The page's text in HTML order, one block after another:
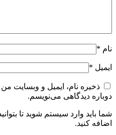
نام *
ایمیل *
ذخیره نام، ایمیل و وبسایت
دوباره دیدگاهی می‌نویسم.
شما باید وارد سیستم شوید تا
اضافه کنید.